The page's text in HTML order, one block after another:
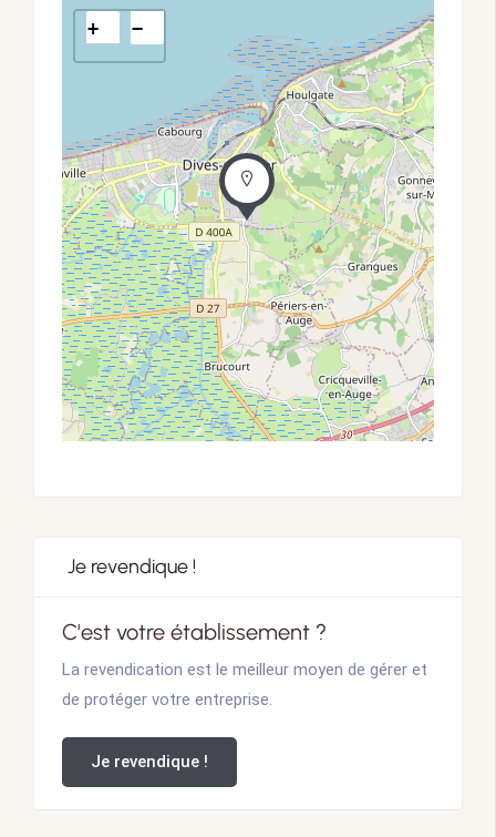
+ −
Je revendique !
C'est votre établissement ?
La revendication est le meilleur moyen de gérer et
de protéger votre entreprise.
Je revendique !